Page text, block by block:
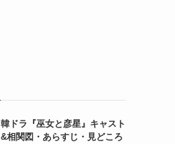
韓ドラ『巫女と彦星』キャスト
&相関図・あらすじ・見どころ